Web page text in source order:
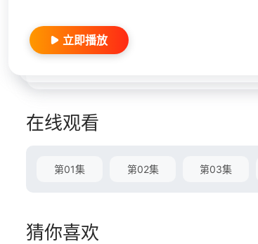
立即播放
在线观看
第01集 第02集 第03集
猜你喜欢